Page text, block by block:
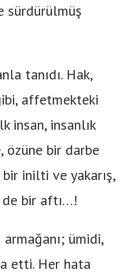
sürdürülmüş
tanıdı. Hak,
affetmekteki
insan, insanlık
özüne bir darbe
inilti ve yakarış,
de bir aftı…!
ümidi,
etti. Her hata